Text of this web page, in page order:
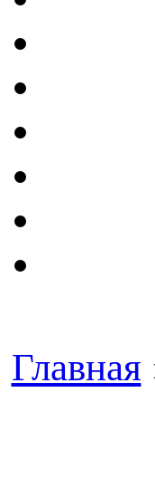
Главная